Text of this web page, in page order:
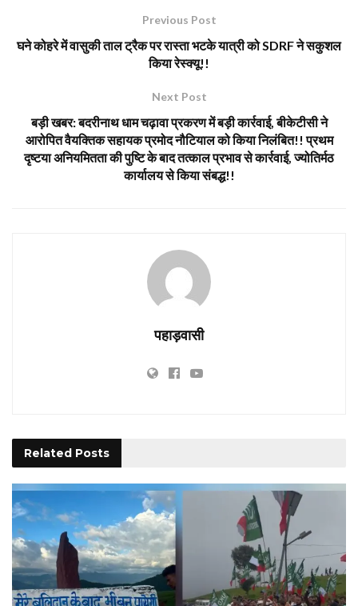
Previous Post
घने कोहरे में वासुकी ताल ट्रैक पर रास्ता भटके यात्री को SDRF ने सकुशल
किया रेस्क्यू!!
Next Post
बड़ी खबर: बदरीनाथ धाम चढ़ावा प्रकरण में बड़ी कार्रवाई, बीकेटीसी ने
आरोपित वैयक्तिक सहायक प्रमोद नौटियाल को किया निलंबित!! प्रथम
दृष्टया अनियमितता की पुष्टि के बाद तत्काल प्रभाव से कार्रवाई, ज्योतिर्मठ
कार्यालय से किया संबद्ध!!
पहाड़वासी
Related Posts